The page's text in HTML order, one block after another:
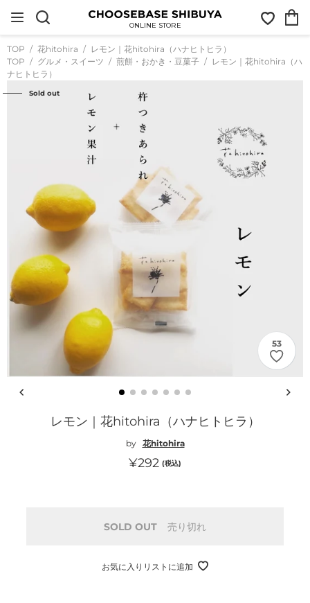
ONLINE STORE
お
気
カ
ー
TOP 花hitohira
レモン｜花hitohira（ハナヒトヒラ）
TOP
グルメ・スイーツ 煎餅・おかき・豆菓子
レモン｜花hitohira（ハ
ナヒトヒラ）
Sold out
53
レモン｜花hitohira（ハナヒトヒラ）
by 花hitohira
通
格
¥292 (税込)
SOLD OUT 売り切れ
お気に入りリストに追加